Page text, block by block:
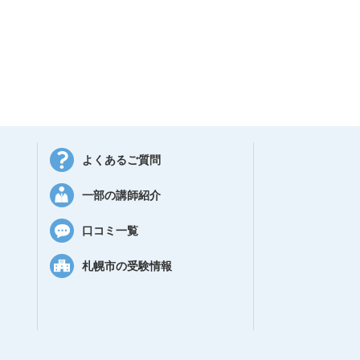
よくあるご質問
一部の講師紹介
口コミ一覧
札幌市の受験情報